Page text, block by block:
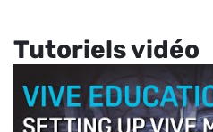
Tutoriels vidéo